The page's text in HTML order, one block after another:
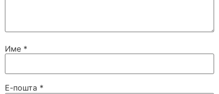
Име *
Е-пошта *